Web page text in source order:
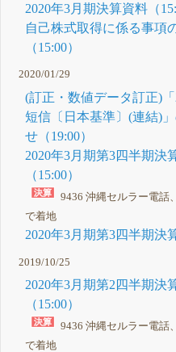
2020年3月期決算資料（
自己株式取得に係る事項
（15:00）
2020/01/29
(訂正・数値データ訂正)
短信〔日本基準〕(連結)
せ（19:00）
2020年3月期第3四半期決
（15:00）
9436 沖縄セルラー電話
で着地
2020年3月期第3四半期決
2019/10/25
2020年3月期第2四半期決
（15:00）
9436 沖縄セルラー電話
で着地